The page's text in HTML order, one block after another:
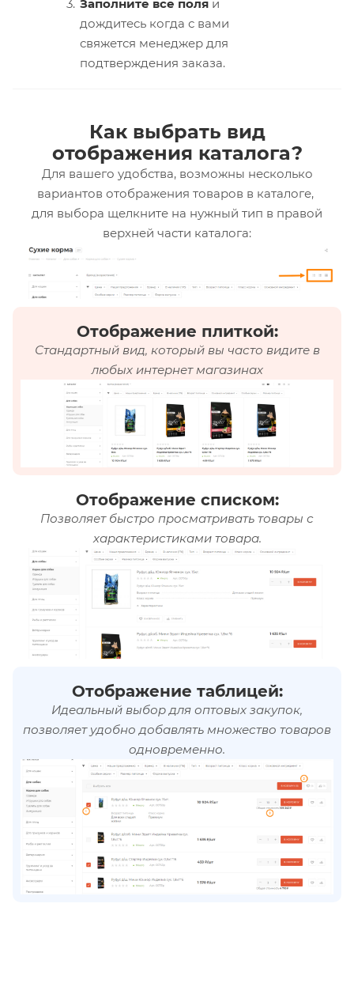
Заполните все поля и
дождитесь когда с вами
свяжется менеджер для
подтверждения заказа.
Как выбрать вид
отображения каталога?
Для вашего удобства, возможны несколько
вариантов отображения товаров в каталоге,
для выбора щелкните на нужный тип в правой
верхней части каталога:
Отображение плиткой:
Стандартный вид, который вы часто видите в
любых интернет магазинах
Отображение списком:
Позволяет быстро просматривать товары с
характеристиками товара.
Отображение таблицей:
Идеальный выбор для оптовых закупок,
позволяет удобно добавлять множество товаров
одновременно.